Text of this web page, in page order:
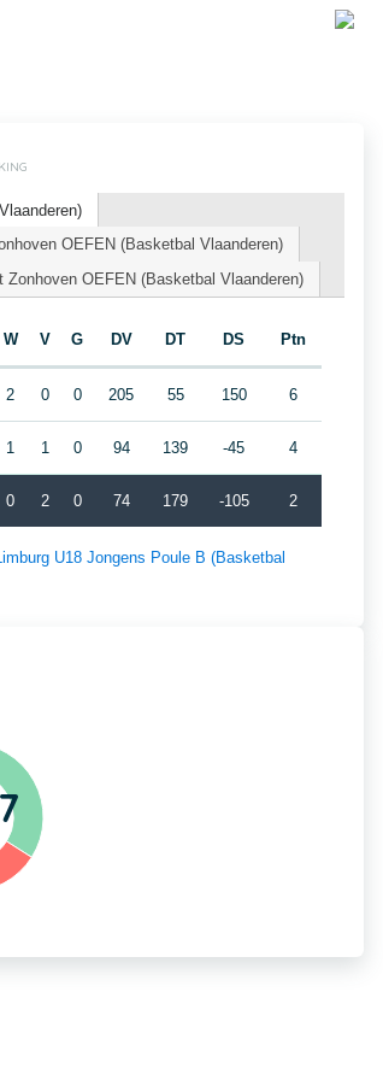
OEFEN (Basketbal Vlaanderen)
Zonhoven OEFEN (Basketbal Vlaanderen)
W V G DV DT DS Ptn
2 0 0 205 55 150 6
1 1 0 94 139 -45 4
0 2 0 74 179 -105 2
U18 Jongens Poule B (Basketbal